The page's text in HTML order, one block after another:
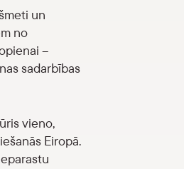
un
no
–
sadarbības
vieno,
Eiropā.